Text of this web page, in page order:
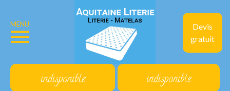
Devis
gratuit
MENU
indisponible indisponible